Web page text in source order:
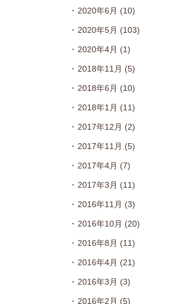
2020年6月 (10)
2020年5月 (103)
2020年4月 (1)
2018年11月 (5)
2018年6月 (10)
2018年1月 (11)
2017年12月 (2)
2017年11月 (5)
2017年4月 (7)
2017年3月 (11)
2016年11月 (3)
2016年10月 (20)
2016年8月 (11)
2016年4月 (21)
2016年3月 (3)
2016年2月 (5)